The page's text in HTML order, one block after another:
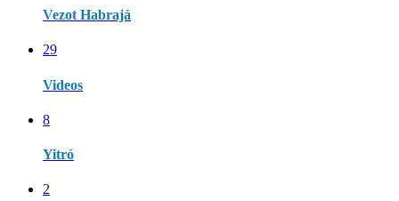
Vezot Habrajá
29
Videos
8
Yitró
2